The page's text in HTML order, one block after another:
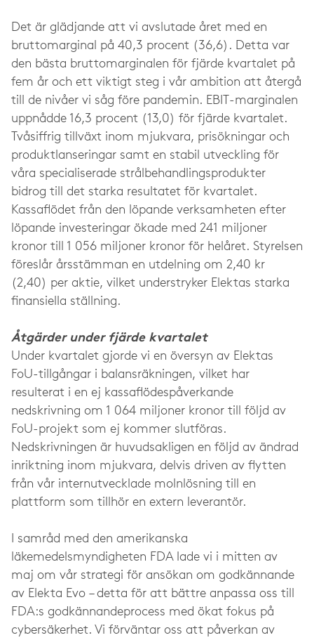
Det är glädjande att vi avslutade året med en
bruttomarginal på 40,3 procent (36,6). Detta var
den bästa bruttomarginalen för fjärde kvartalet på
fem år och ett viktigt steg i vår ambition att återgå
till de nivåer vi såg före pandemin. EBIT-marginalen
uppnådde 16,3 procent (13,0) för fjärde kvartalet.
Tvåsiffrig tillväxt inom mjukvara, prisökningar och
produktlanseringar samt en stabil utveckling för
våra specialiserade strålbehandlingsprodukter
bidrog till det starka resultatet för kvartalet.
Kassaflödet från den löpande verksamheten efter
löpande investeringar ökade med 241 miljoner
kronor till 1 056 miljoner kronor för helåret. Styrelsen
föreslår årsstämman en utdelning om 2,40 kr
(2,40) per aktie, vilket understryker Elektas starka
finansiella ställning.
Åtgärder under fjärde kvartalet
Under kvartalet gjorde vi en översyn av Elektas
FoU-tillgångar i balansräkningen, vilket har
resulterat i en ej kassaflödespåverkande
nedskrivning om 1 064 miljoner kronor till följd av
FoU-projekt som ej kommer slutföras.
Nedskrivningen är huvudsakligen en följd av ändrad
inriktning inom mjukvara, delvis driven av flytten
från vår internutvecklade molnlösning till en
plattform som tillhör en extern leverantör.
I samråd med den amerikanska
läkemedelsmyndigheten FDA lade vi i mitten av
maj om vår strategi för ansökan om godkännande
av Elekta Evo – detta för att bättre anpassa oss till
FDA:s godkännandeprocess med ökat fokus på
cybersäkerhet. Vi förväntar oss att påverkan av